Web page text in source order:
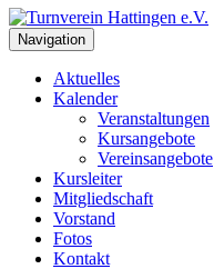
Navigation
Aktuelles
Kalender
Veranstaltungen
Kursangebote
Vereinsangebote
Kursleiter
Mitgliedschaft
Vorstand
Fotos
Kontakt